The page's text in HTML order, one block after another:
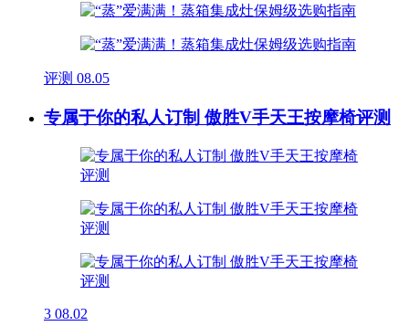
评测 08.05
专属于你的私人订制 傲胜V手天王按摩椅评测
3 08.02